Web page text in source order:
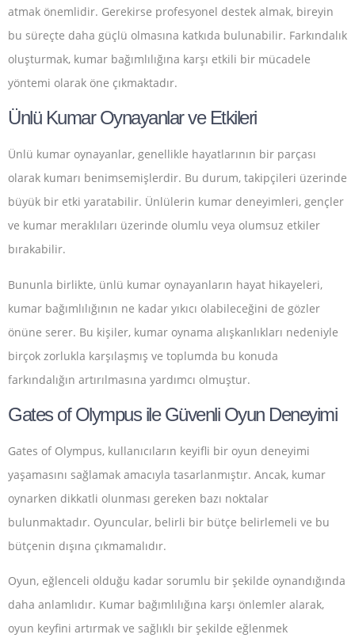
atmak önemlidir. Gerekirse profesyonel destek almak, bireyin
bu süreçte daha güçlü olmasına katkıda bulunabilir. Farkındalık
oluşturmak, kumar bağımlılığına karşı etkili bir mücadele
yöntemi olarak öne çıkmaktadır.
Ünlü Kumar Oynayanlar ve Etkileri
Ünlü kumar oynayanlar, genellikle hayatlarının bir parçası
olarak kumarı benimsemişlerdir. Bu durum, takipçileri üzerinde
büyük bir etki yaratabilir. Ünlülerin kumar deneyimleri, gençler
ve kumar meraklıları üzerinde olumlu veya olumsuz etkiler
bırakabilir.
Bununla birlikte, ünlü kumar oynayanların hayat hikayeleri,
kumar bağımlılığının ne kadar yıkıcı olabileceğini de gözler
önüne serer. Bu kişiler, kumar oynama alışkanlıkları nedeniyle
birçok zorlukla karşılaşmış ve toplumda bu konuda
farkındalığın artırılmasına yardımcı olmuştur.
Gates of Olympus ile Güvenli Oyun Deneyimi
Gates of Olympus, kullanıcıların keyifli bir oyun deneyimi
yaşamasını sağlamak amacıyla tasarlanmıştır. Ancak, kumar
oynarken dikkatli olunması gereken bazı noktalar
bulunmaktadır. Oyuncular, belirli bir bütçe belirlemeli ve bu
bütçenin dışına çıkmamalıdır.
Oyun, eğlenceli olduğu kadar sorumlu bir şekilde oynandığında
daha anlamlıdır. Kumar bağımlılığına karşı önlemler alarak,
oyun keyfini artırmak ve sağlıklı bir şekilde eğlenmek